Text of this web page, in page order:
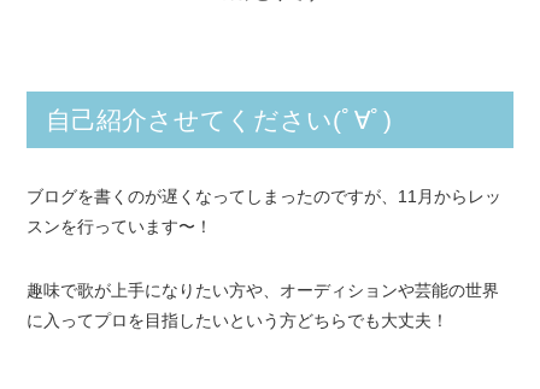
自己紹介させてください(ﾟ∀ﾟ)
ブログを書くのが遅くなってしまったのですが、11月からレッ
スンを行っています〜！
趣味で歌が上手になりたい方や、オーディションや芸能の世界
に入ってプロを目指したいという方どちらでも大丈夫！